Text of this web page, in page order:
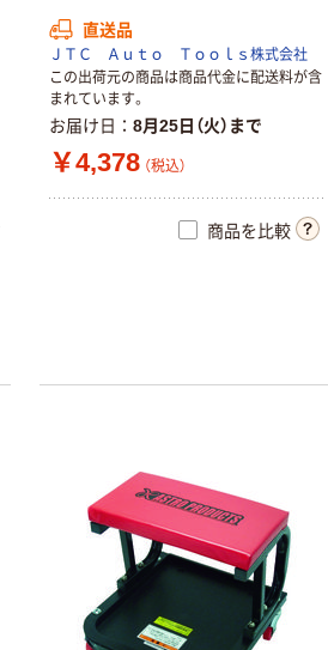
直送品
ＪＴＣ Ａｕｔｏ Ｔｏｏｌｓ株式会社
この出荷元の商品は商品代金に配送料が含
まれています。
お届け日 8月25日（火）まで
￥4,378 （税込）
商品を比較